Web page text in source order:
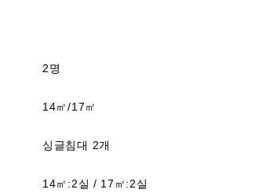
2명
14㎡/17㎡
싱글침대 2개
14㎡:2실 / 17㎡:2실